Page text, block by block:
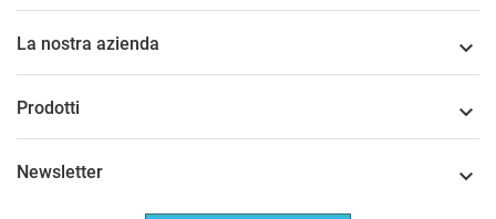
La nostra azienda 
Prodotti 
Newsletter 